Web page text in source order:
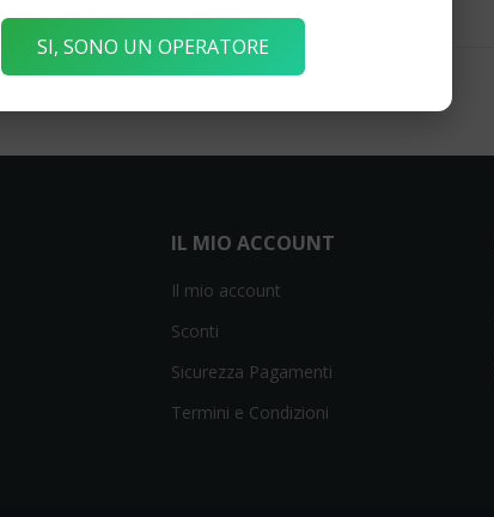
IL MIO ACCOUNT
Il mio account
Sconti
Sicurezza Pagamenti
Termini e Condizioni
SI, SONO UN OPERATORE